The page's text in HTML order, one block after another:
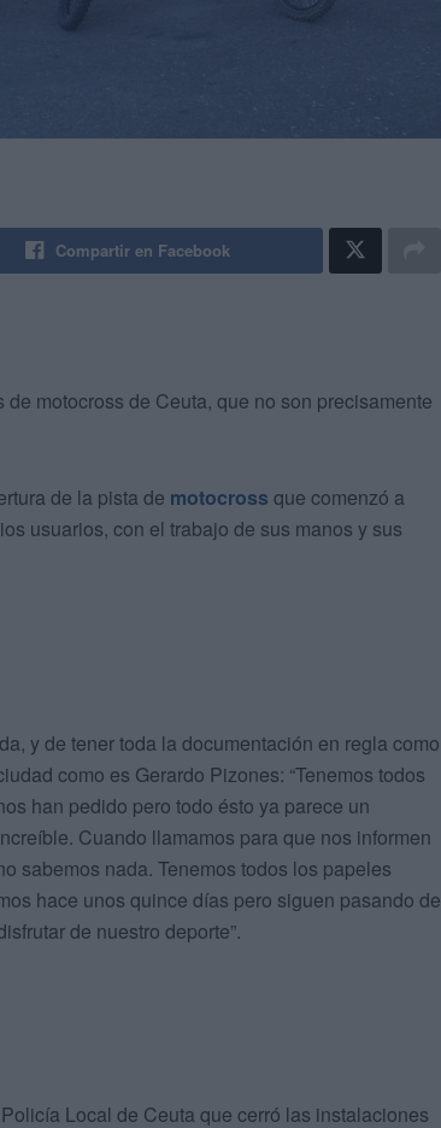
Compartir en Facebook
motocross de Ceuta, que no son precisamente
de la pista de motocross que comenzó a
usuarios, con el trabajo de sus manos y sus
y de tener toda la documentación en regla como
como es Gerardo Pizones: “Tenemos todos
han pedido pero todo ésto ya parece un
Cuando llamamos para que nos informen
sabemos nada. Tenemos todos los papeles
hace unos quince días pero siguen pasando de
de nuestro deporte”.
Local de Ceuta que cerró las instalaciones